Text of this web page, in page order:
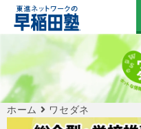
ホーム ワセダネ